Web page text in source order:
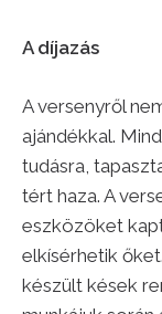
A díjazás
A versenyről
ajándékkal.
tudásra,
tért haza. A
eszközöket
elkísérhetik
készült kések